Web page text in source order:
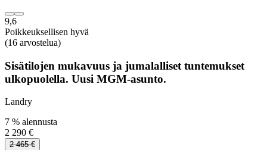
9,6
Poikkeuksellisen hyvä
(16 arvostelua)
Sisätilojen mukavuus ja jumalalliset tuntemukset
ulkopuolella. Uusi MGM-asunto.
Landry
7 % alennusta
2 290 €
2 465 €